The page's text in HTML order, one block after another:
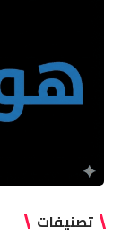
تصنيفات